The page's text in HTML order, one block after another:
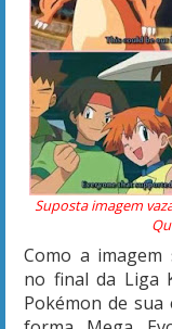
Suposta imagem
Como a imagem
no final da Liga
Pokémon de sua